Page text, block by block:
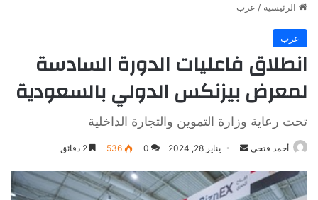
الرئيسية / عرب
عرب
انطلاق فاعليات الدورة السادسة
لمعرض بيزنكس الدولي بالسعودية
تحت رعاية وزارة التموين والتجارة الداخلية
أحمد فتحي
أرسل
إلكترونيا
يناير 28, 2024 0
536